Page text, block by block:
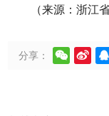
（来源：浙江
分享：   